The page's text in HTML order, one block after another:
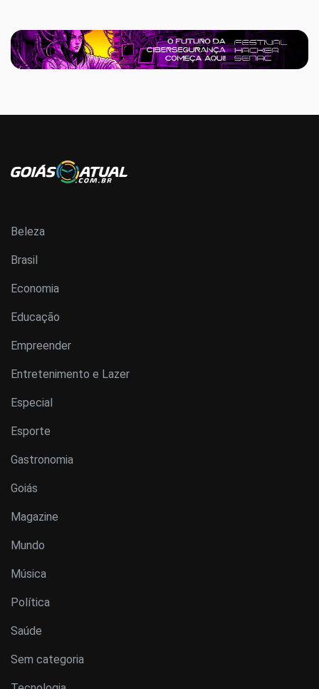
Sem categoria
Beleza
Brasil
Economia
Educação
Empreender
Entretenimento e Lazer
Especial
Esporte
Gastronomia
Goiás
Magazine
Mundo
Música
Política
Saúde
Sem categoria